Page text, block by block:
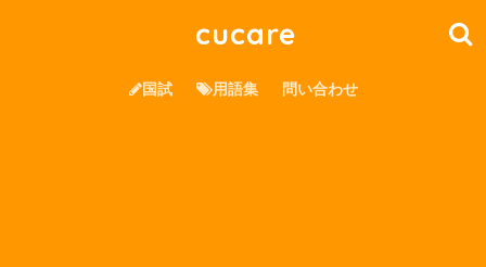
cucare
国試 用語集 問い合わせ